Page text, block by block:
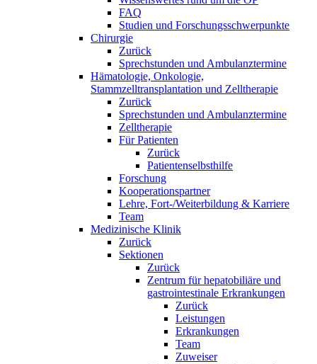
FAQ
Studien und Forschungsschwerpunkte
Chirurgie
Zurück
Sprechstunden und Ambulanztermine
Hämatologie, Onkologie,
Stammzelltransplantation und Zelltherapie
Zurück
Sprechstunden und Ambulanztermine
Zelltherapie
Für Patienten
Zurück
Patientenselbsthilfe
Forschung
Kooperationspartner
Lehre, Fort-/Weiterbildung & Karriere
Team
Medizinische Klinik
Zurück
Sektionen
Zurück
Zentrum für hepatobiliäre und
gastrointestinale Erkrankungen
Zurück
Leistungen
Erkrankungen
Team
Zuweiser